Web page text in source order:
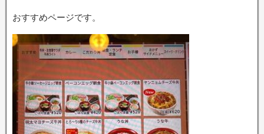
おすすめページです。